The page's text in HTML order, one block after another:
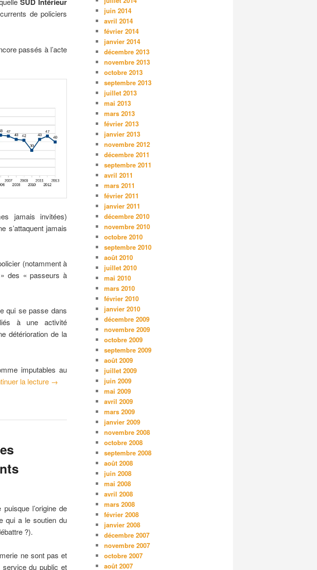
de policiers
passés à l’acte
jamais invitées)
s’attaquent jamais
(notamment à
des « passeurs à
qui se passe dans
à une activité
détérioration de la
imputables au
la lecture →
l’origine de
qui a le soutien du
?).
ne sont pas et
service du public et
juin 2014
avril 2014
février 2014
janvier 2014
décembre 2013
novembre 2013
octobre 2013
septembre 2013
juillet 2013
mai 2013
mars 2013
février 2013
janvier 2013
novembre 2012
décembre 2011
septembre 2011
avril 2011
mars 2011
février 2011
janvier 2011
décembre 2010
novembre 2010
octobre 2010
septembre 2010
août 2010
juillet 2010
mai 2010
mars 2010
février 2010
janvier 2010
décembre 2009
novembre 2009
octobre 2009
septembre 2009
août 2009
juillet 2009
juin 2009
mai 2009
avril 2009
mars 2009
janvier 2009
novembre 2008
octobre 2008
septembre 2008
août 2008
juin 2008
mai 2008
avril 2008
mars 2008
février 2008
janvier 2008
décembre 2007
novembre 2007
octobre 2007
août 2007